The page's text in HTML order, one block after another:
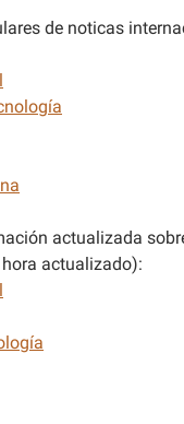
de noticas
actualizada
actualizado):